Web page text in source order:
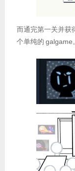
而通完第一关并获
个单纯的 galgame。